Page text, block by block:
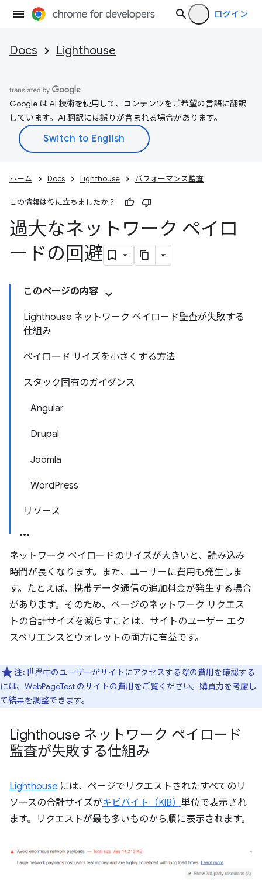
ログイン
Docs Lighthouse
Google は AI 技術を使用して、コンテンツをご希望の言語に翻訳
しています。AI 翻訳には誤りが含まれる場合があります。
ホーム Docs Lighthouse パフォーマンス監査
この情報は役に立ちましたか？
過大なネットワーク ペイロ
ードの回避
このページの内容
Lighthouse ネットワーク ペイロード監査が失敗する
仕組み
ペイロード サイズを小さくする方法
スタック固有のガイダンス
Angular
Drupal
Joomla
WordPress
リソース
ネットワーク ペイロードのサイズが大きいと、読み込み
時間が長くなります。また、ユーザーに費用も発生しま
す。たとえば、携帯データ通信の追加料金が発生する場合
があります。そのため、ページのネットワーク リクエス
トの合計サイズを減らすことは、サイトのユーザー エク
スペリエンスとウォレットの両方に有益です。
注:世界中のユーザーがサイトにアクセスする際の費用を確認する
には、WebPageTest のサイトの費用をご覧ください。購買力を考慮し
て結果を調整できます。
Lighthouse ネットワーク ペイロード
監査が失敗する仕組み
Lighthouse には、ページでリクエストされたすべてのリ
ソースの合計サイズがキビバイト（KiB） 単位で表示され
ます。リクエストが最も多いものから順に表示されます。